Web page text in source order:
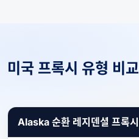
미국 프록시 유형 비교
Alaska 순환 레지덴셜 프록시